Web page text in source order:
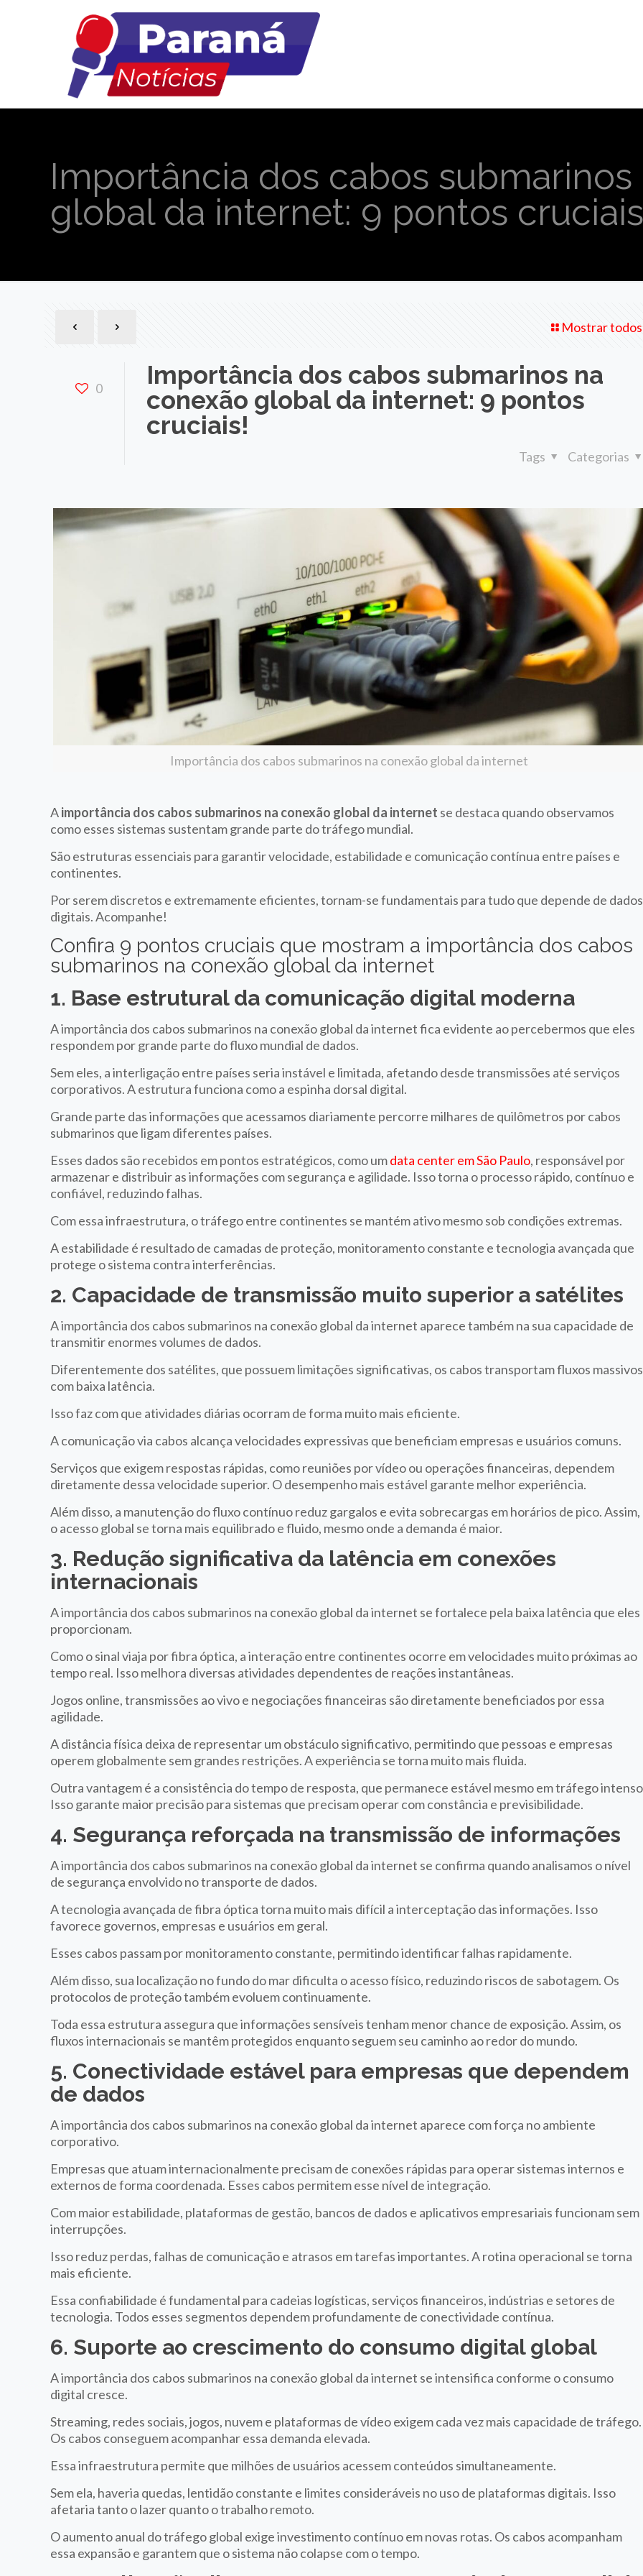
Importância dos cabos
global da internet: 9 pontos
Mostrar todos
0
Importância dos cabos submarinos na
conexão global da internet: 9 pontos
cruciais!
Categorias
Tags
Importância dos cabos submarinos na conexão global da internet
Aimportância dos cabos submarinos na conexão global da internet se destaca quando observamos
como esses sistemas sustentam grande parte do tráfego mundial.
São estruturas essenciais para garantir velocidade, estabilidade e comunicação contínua entre países e
continentes.
Por serem discretos e extremamente eficientes, tornam-se fundamentais para tudo que depende de dados
digitais. Acompanhe!
Confira 9 pontos cruciais que mostram a importância dos cabos
submarinos na conexão global da internet
1. Base estrutural da comunicação digital moderna
A importância dos cabos submarinos na conexão global da internet fica evidente ao percebermos que eles
respondem por grande parte do fluxo mundial de dados.
Sem eles, a interligação entre países seria instável e limitada, afetando desde transmissões até serviços
corporativos. A estrutura funciona como a espinha dorsal digital.
Grande parte das informações que acessamos diariamente percorre milhares de quilômetros por cabos
submarinos que ligam diferentes países.
Esses dados são recebidos em pontos estratégicos, como umdata center em São Paulo, responsável por
armazenar e distribuir as informações com segurança e agilidade. Isso torna o processo rápido, contínuo e
confiável, reduzindo falhas.
Com essa infraestrutura, o tráfego entre continentes se mantém ativo mesmo sob condições extremas.
A estabilidade é resultado de camadas de proteção, monitoramento constante e tecnologia avançada que
protege o sistema contra interferências.
2. Capacidade de transmissão muito superior a satélites
A importância dos cabos submarinos na conexão global da internet aparece também na sua capacidade de
transmitir enormes volumes de dados.
Diferentemente dos satélites, que possuem limitações significativas, os cabos transportam fluxos massivos
com baixa latência.
Isso faz com que atividades diárias ocorram de forma muito mais eficiente.
A comunicação via cabos alcança velocidades expressivas que beneficiam empresas e usuários comuns.
Serviços que exigem respostas rápidas, como reuniões por vídeo ou operações financeiras, dependem
diretamente dessa velocidade superior. O desempenho mais estável garante melhor experiência.
Além disso, a manutenção do fluxo contínuo reduz gargalos e evita sobrecargas em horários de pico. Assim,
o acesso global se torna mais equilibrado e fluido, mesmo onde a demanda é maior.
3. Redução significativa da latência em conexões
internacionais
A importância dos cabos submarinos na conexão global da internet se fortalece pela baixa latência que eles
proporcionam.
Como o sinal viaja por fibra óptica, a interação entre continentes ocorre em velocidades muito próximas ao
tempo real. Isso melhora diversas atividades dependentes de reações instantâneas.
Jogos online, transmissões ao vivo e negociações financeiras são diretamente beneficiados por essa
agilidade.
A distância física deixa de representar um obstáculo significativo, permitindo que pessoas e empresas
operem globalmente sem grandes restrições. A experiência se torna muito mais fluida.
Outra vantagem é a consistência do tempo de resposta, que permanece estável mesmo em tráfego
Isso garante maior precisão para sistemas que precisam operar com constância e previsibilidade.
4. Segurança reforçada na transmissão de informações
A importância dos cabos submarinos na conexão global da internet se confirma quando analisamos o nível
de segurança envolvido no transporte de dados.
A tecnologia avançada de fibra óptica torna muito mais difícil a interceptação das informações. Isso
favorece governos, empresas e usuários em geral.
Esses cabos passam por monitoramento constante, permitindo identificar falhas rapidamente.
Além disso, sua localização no fundo do mar dificulta o acesso físico, reduzindo riscos de sabotagem. Os
protocolos de proteção também evoluem continuamente.
Toda essa estrutura assegura que informações sensíveis tenham menor chance de exposição. Assim, os
fluxos internacionais se mantêm protegidos enquanto seguem seu caminho ao redor do mundo.
5. Conectividade estável para empresas que dependem
de dados
A importância dos cabos submarinos na conexão global da internet aparece com força no ambiente
corporativo.
Empresas que atuam internacionalmente precisam de conexões rápidas para operar sistemas internos e
externos de forma coordenada. Esses cabos permitem esse nível de integração.
Com maior estabilidade, plataformas de gestão, bancos de dados e aplicativos empresariais funcionam sem
interrupções.
Isso reduz perdas, falhas de comunicação e atrasos em tarefas importantes. A rotina operacional se torna
mais eficiente.
Essa confiabilidade é fundamental para cadeias logísticas, serviços financeiros, indústrias e setores de
tecnologia. Todos esses segmentos dependem profundamente de conectividade contínua.
6. Suporte ao crescimento do consumo digital global
A importância dos cabos submarinos na conexão global da internet se intensifica conforme o consumo
digital cresce.
Streaming, redes sociais, jogos, nuvem e plataformas de vídeo exigem cada vez mais capacidade de tráfego.
Os cabos conseguem acompanhar essa demanda elevada.
Essa infraestrutura permite que milhões de usuários acessem conteúdos simultaneamente.
Sem ela, haveria quedas, lentidão constante e limites consideráveis no uso de plataformas digitais. Isso
afetaria tanto o lazer quanto o trabalho remoto.
O aumento anual do tráfego global exige investimento contínuo em novas rotas. Os cabos acompanham
essa expansão e garantem que o sistema não colapse com o tempo.